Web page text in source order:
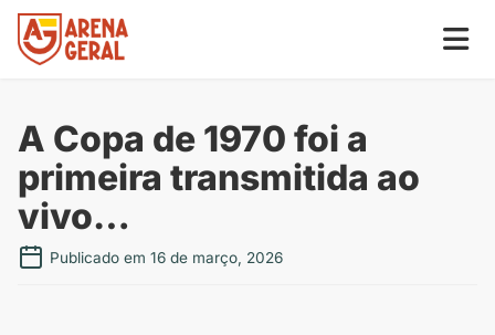
A Copa de 1970 foi a
primeira transmitida ao
vivo…
Publicado em 16 de março, 2026